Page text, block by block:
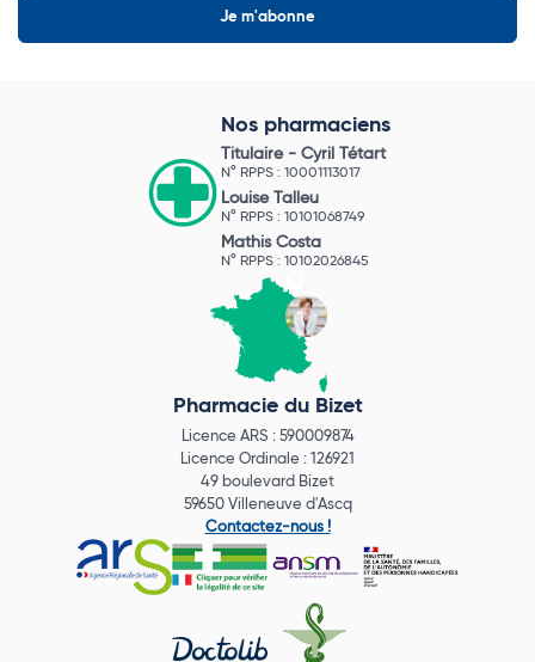
Nos pharmaciens
Titulaire - Cyril Tétart
N° RPPS : 10001113017
Louise Talleu
N° RPPS : 10101068749
Mathis Costa
N° RPPS : 10102026845
Pharmacie du Bizet
Licence ARS : 590009874
Licence Ordinale : 126921
49 boulevard Bizet
59650 Villeneuve d'Ascq
Contactez-nous !